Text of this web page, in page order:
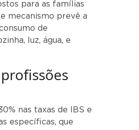
para as famílias
mecanismo prevê a
de
luz, água, e
nas taxas de IBS e
específicas, que